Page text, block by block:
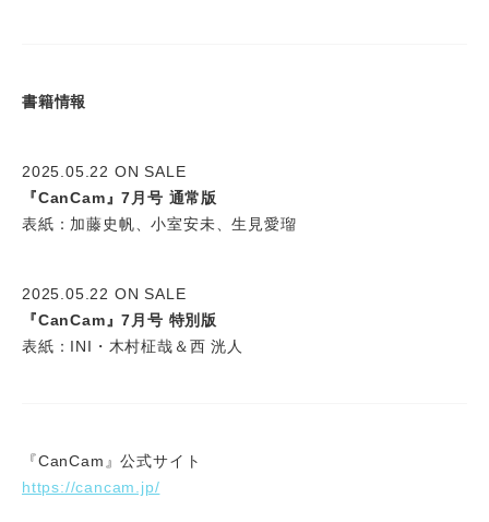
書籍情報
2025.05.22 ON SALE
『CanCam』7月号 通常版
表紙：加藤史帆、小室安未、生見愛瑠
2025.05.22 ON SALE
『CanCam』7月号 特別版
表紙：INI・木村柾哉＆西 洸人
『CanCam』公式サイト
https://cancam.jp/